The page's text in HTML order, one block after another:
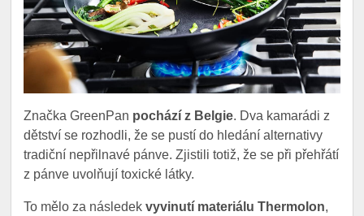
Značka GreenPan pochází z Belgie. Dva kamarádi z
dětství se rozhodli, že se pustí do hledání alternativy
tradiční nepřilnavé pánve. Zjistili totiž, že se při přehřátí
z pánve uvolňují toxické látky.
To mělo za následekvyvinutí materiálu Thermolon,